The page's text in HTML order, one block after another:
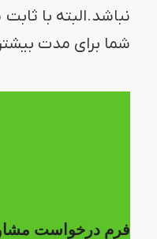
نباشد.البته با
شما برای مدت
فرم درخواست